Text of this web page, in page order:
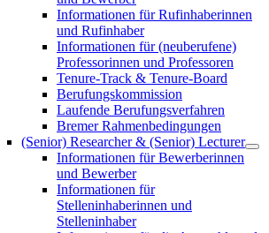
Informationen für Rufinhaberinnen
und Rufinhaber
Informationen für (neuberufene)
Professorinnen und Professoren
Tenure-Track & Tenure-Board
Berufungskommission
Laufende Berufungsverfahren
Bremer Rahmenbedingungen
(Senior) Researcher & (Senior) Lecturer
Informationen für Bewerberinnen
und Bewerber
Informationen für
Stelleninhaberinnen und
Stelleninhaber